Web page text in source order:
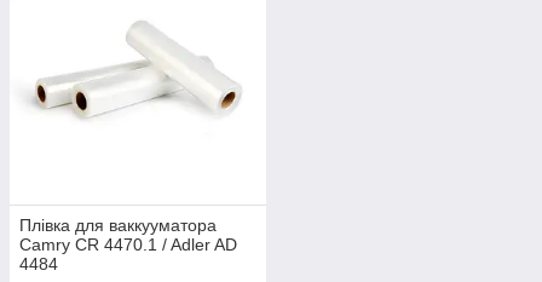
Плівка для ваккууматора
Camry CR 4470.1 / Adler AD
4484